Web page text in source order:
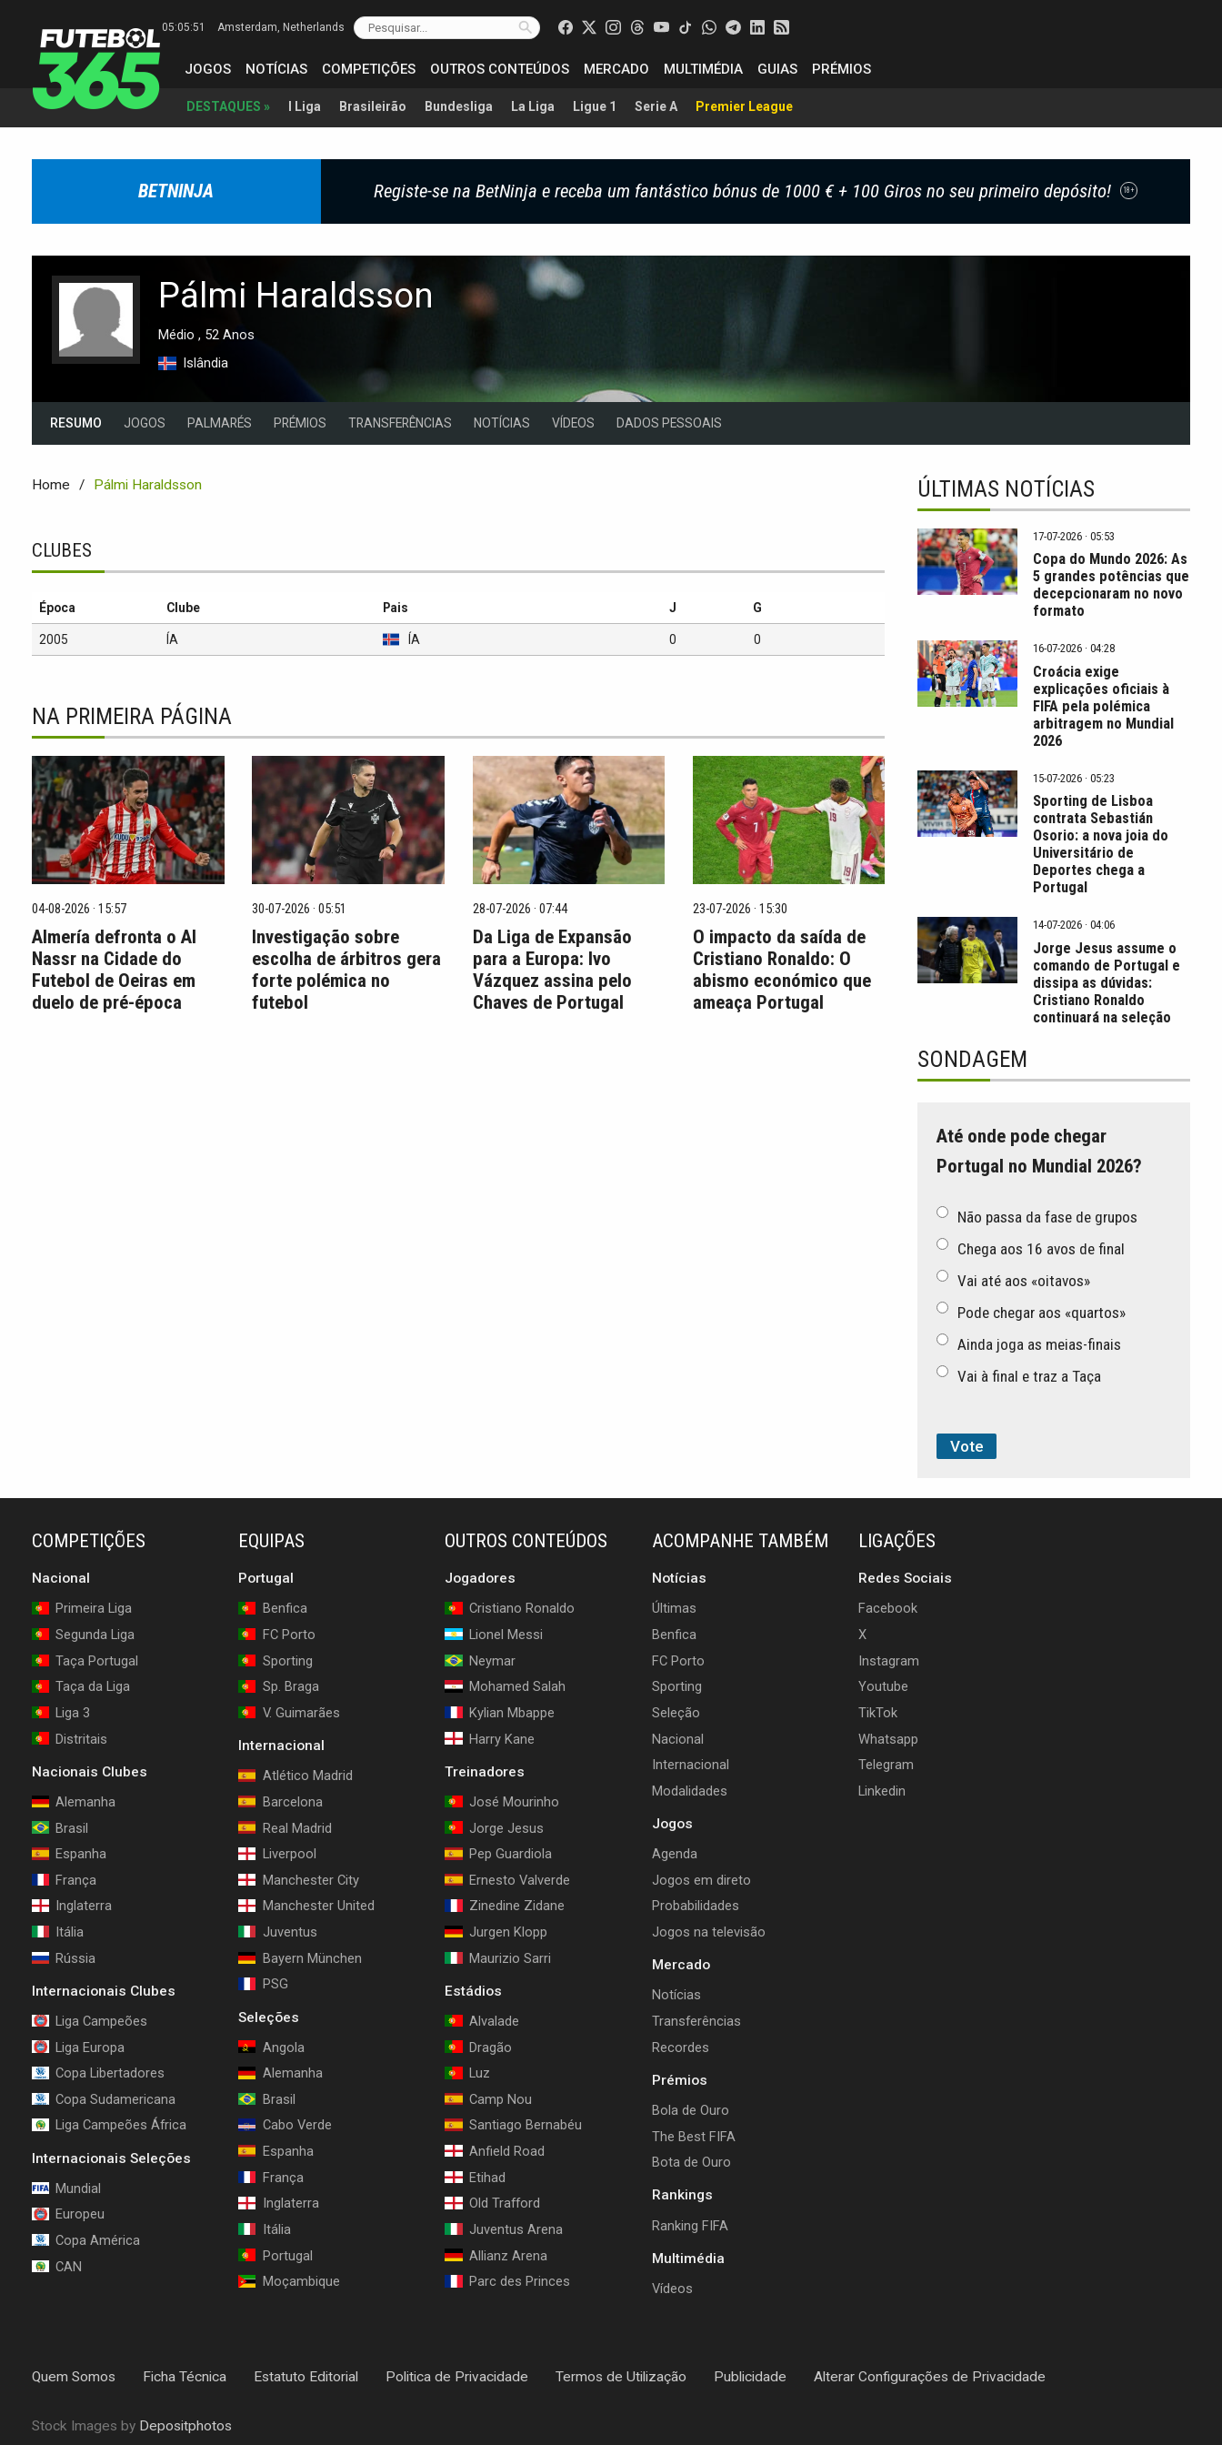
05:05:52 Amsterdam, Netherlands
JOGOS NOTÍCIAS COMPETIÇÕES OUTROS CONTEÚDOS MERCADO MULTIMÉDIA GUIAS PRÉMIOS
DESTAQUES » I Liga Brasileirão Bundesliga La Liga Ligue 1 Serie A Premier League
BETNINJA Registe-se na BetNinja e receba um fantástico bónus de 1000 € + 100 Giros no seu primeiro depósito! 18+
Pálmi Haraldsson
Médio , 52 Anos
Islândia
RESUMO JOGOS PALMARÉS PRÉMIOS TRANSFERÊNCIAS NOTÍCIAS VÍDEOS DADOS PESSOAIS
Home Pálmi Haraldsson
CLUBES
Época Clube Pais J G
2005 ÍA ÍA 0 0
NA PRIMEIRA PÁGINA
04-08-2026 · 15:57
Almería defronta o Al
Nassr na Cidade do
Futebol de Oeiras em
duelo de pré-época
30-07-2026 · 05:51
Investigação sobre
escolha de árbitros gera
forte polémica no
futebol
28-07-2026 · 07:44
Da Liga de Expansão
para a Europa: Ivo
Vázquez assina pelo
Chaves de Portugal
23-07-2026 · 15:30
O impacto da saída de
Cristiano Ronaldo: O
abismo económico que
ameaça Portugal
ÚLTIMAS NOTÍCIAS
17-07-2026 · 05:53
Copa do Mundo 2026: As
5 grandes potências que
decepcionaram no novo
formato
16-07-2026 · 04:28
Croácia exige
explicações oficiais à
FIFA pela polémica
arbitragem no Mundial
2026
15-07-2026 · 05:23
Sporting de Lisboa
contrata Sebastián
Osorio: a nova joia do
Universitário de
Deportes chega a
Portugal
14-07-2026 · 04:06
Jorge Jesus assume o
comando de Portugal e
dissipa as dúvidas:
Cristiano Ronaldo
continuará na seleção
SONDAGEM
Até onde pode chegar
Portugal no Mundial 2026?
Não passa da fase de grupos
Chega aos 16 avos de final
Vai até aos «oitavos»
Pode chegar aos «quartos»
Ainda joga as meias-finais
Vai à final e traz a Taça
COMPETIÇÕES
Nacional
Primeira Liga
Segunda Liga
Taça Portugal
Taça da Liga
Liga 3
Distritais
Nacionais Clubes
Alemanha
Brasil
Espanha
França
Inglaterra
Itália
Rússia
Internacionais Clubes
Liga Campeões
Liga Europa
Copa Libertadores
Copa Sudamericana
Liga Campeões África
Internacionais Seleções
Mundial
Europeu
Copa América
CAN
EQUIPAS
Portugal
Benfica
FC Porto
Sporting
Sp. Braga
V. Guimarães
Internacional
Atlético Madrid
Barcelona
Real Madrid
Liverpool
Manchester City
Manchester United
Juventus
Bayern München
PSG
Seleções
Angola
Alemanha
Brasil
Cabo Verde
Espanha
França
Inglaterra
Itália
Portugal
Moçambique
OUTROS CONTEÚDOS
Jogadores
Cristiano Ronaldo
Lionel Messi
Neymar
Mohamed Salah
Kylian Mbappe
Harry Kane
Treinadores
José Mourinho
Jorge Jesus
Pep Guardiola
Ernesto Valverde
Zinedine Zidane
Jurgen Klopp
Maurizio Sarri
Estádios
Alvalade
Dragão
Luz
Camp Nou
Santiago Bernabéu
Anfield Road
Etihad
Old Trafford
Juventus Arena
Allianz Arena
Parc des Princes
ACOMPANHE TAMBÉM
Notícias
Últimas
Benfica
FC Porto
Sporting
Seleção
Nacional
Internacional
Modalidades
Jogos
Agenda
Jogos em direto
Probabilidades
Jogos na televisão
Mercado
Notícias
Transferências
Recordes
Prémios
Bola de Ouro
The Best FIFA
Bota de Ouro
Rankings
Ranking FIFA
Multimédia
Vídeos
LIGAÇÕES
Redes Sociais
Facebook
X
Instagram
Youtube
TikTok
Whatsapp
Telegram
Linkedin
Quem Somos Ficha Técnica Estatuto Editorial Politica de Privacidade Termos de Utilização Publicidade Alterar Configurações de Privacidade
Stock Images by Depositphotos